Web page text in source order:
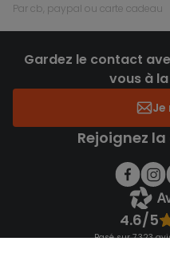
par cb, paypal ou carte cadeau
Gardez le contact
vous à
Je
Rejoignez
4.6/5
Basé sur 7 323